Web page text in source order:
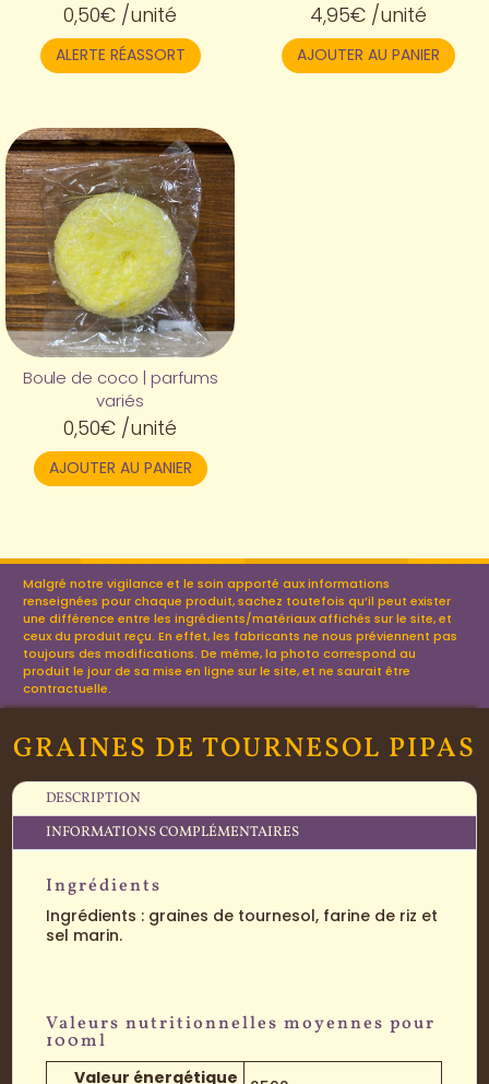
0,50€ /unité
ALERTE RÉASSORT
4,95€ /unité
AJOUTER AU PANIER
Boule de coco | parfums
variés
0,50€ /unité
AJOUTER AU PANIER
Malgré notre vigilance et le soin apporté aux informations
renseignées pour chaque produit, sachez toutefois qu’il peut exister
une différence entre les ingrédients/matériaux affichés sur le site, et
ceux du produit reçu. En effet, les fabricants ne nous préviennent pas
toujours des modifications. De même, la photo correspond au
produit le jour de sa mise en ligne sur le site, et ne saurait être
contractuelle.
GRAINES DE TOURNESOL PIPAS
DESCRIPTION
INFORMATIONS COMPLÉMENTAIRES
Ingrédients
Ingrédients : graines de tournesol, farine de riz et
sel marin.
Valeurs nutritionnelles moyennes pour
100ml
Valeur énergétique